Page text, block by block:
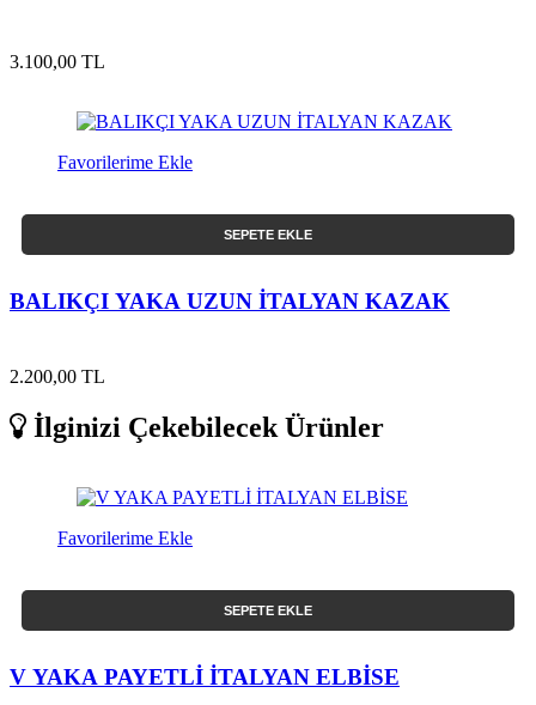
3.100,00 TL
Favorilerime Ekle
SEPETE EKLE
BALIKÇI YAKA UZUN İTALYAN KAZAK
2.200,00 TL
İlginizi Çekebilecek Ürünler
Favorilerime Ekle
SEPETE EKLE
V YAKA PAYETLİ İTALYAN ELBİSE